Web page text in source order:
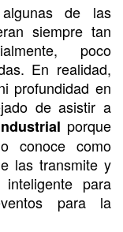
de las
siempre tan
poco
En realidad,
profundidad en
de asistir a
porque
conoce como
las transmite y
para
para la